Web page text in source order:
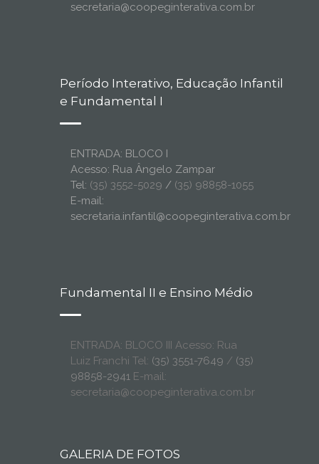
secretaria@coopeginterativa.com.br
Período Interativo, Educação Infantil
e Fundamental I
ENTRADA: BLOCO I
Acesso: Rua Ângelo Zampar
Tel: (35) 3552-5029 / (35) 98858-1055
E-mail:
secretaria.infantil@coopeginterativa.com.br
Fundamental II e Ensino Médio
ENTRADA: BLOCO III Acesso: Rua
Luiz Franchi Tel: (35) 3551-7649 / (35)
98858-2941 E-mail:
secretaria@coopeginterativa.com.br
GALERIA DE FOTOS